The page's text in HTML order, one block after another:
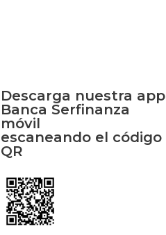
Descarga nuestra app
Banca Serfinanza
móvil
escaneando el código
QR